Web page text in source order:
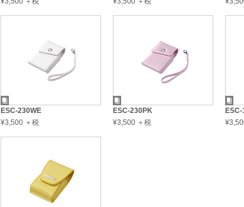
ESC-230WE
¥3,500 ＋税
ESC-230PK
¥3,500 ＋税